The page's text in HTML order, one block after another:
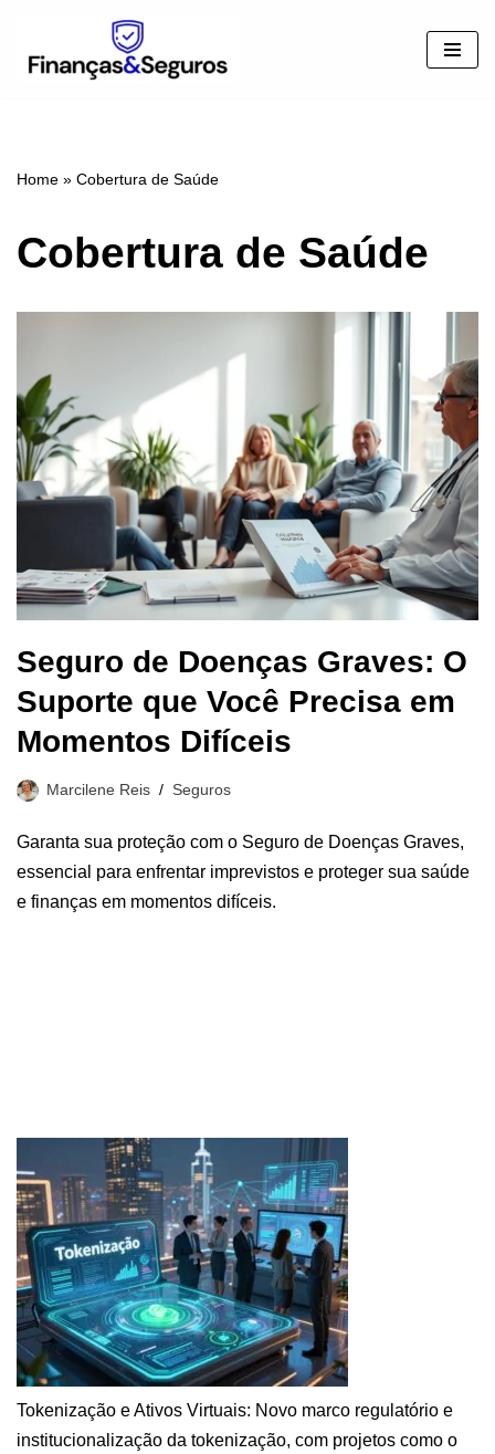
Pular
Home » Cobertura de Saúde
Cobertura de Saúde
Seguro de Doenças Graves: O
Suporte que Você Precisa em
Momentos Difíceis
Marcilene Reis Seguros
Garanta sua proteção com o Seguro de Doenças Graves,
essencial para enfrentar imprevistos e proteger sua saúde
e finanças em momentos difíceis.
Tokenização e Ativos Virtuais: Novo marco regulatório e
institucionalização da tokenização, com projetos como o